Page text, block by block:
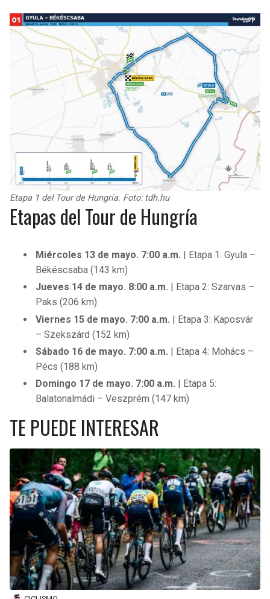
Etapa 1 del Tour de Hungría. Foto: tdh.hu
Etapas del Tour de Hungría
Miércoles 13 de mayo. 7:00 a.m. | Etapa 1: Gyula –
Békéscsaba (143 km)
Jueves 14 de mayo. 8:00 a.m. | Etapa 2: Szarvas –
Paks (206 km)
Viernes 15 de mayo. 7:00 a.m. | Etapa 3: Kaposvár
– Szekszárd (152 km)
Sábado 16 de mayo. 7:00 a.m. | Etapa 4: Mohács –
Pécs (188 km)
Domingo 17 de mayo. 7:00 a.m. | Etapa 5:
Balatonalmádi – Veszprém (147 km)
TE PUEDE INTERESAR